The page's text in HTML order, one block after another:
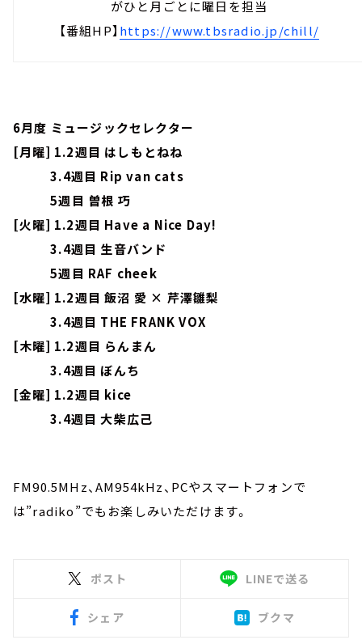
がひと月ごとに曜日を担当
【番組HP】 https://www.tbsradio.jp/chill/
6月度 ミュージックセレクター
[月曜] 1.2週目 はしもとねね
3.4週目 Rip van cats
5週目 曽根 巧
[火曜] 1.2週目 Have a Nice Day!
3.4週目 生音バンド
5週目 RAF cheek
[水曜] 1.2週目 飯沼 愛 × 芹澤雛梨
3.4週目 THE FRANK VOX
[木曜] 1.2週目 らんまん
3.4週目 ぼんち
[金曜] 1.2週目 kice
3.4週目 大柴広己
FM90.5MHz、AM954kHz、PCやスマートフォンで
は”radiko”でもお楽しみいただけます。
ポスト LINEで送る
シェア ブクマ